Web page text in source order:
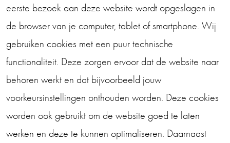
eerste bezoek aan deze website wordt opgeslagen in
de browser van je computer, tablet of smartphone. Wij
gebruiken cookies met een puur technische
functionaliteit. Deze zorgen ervoor dat de website naar
behoren werkt en dat bijvoorbeeld jouw
voorkeursinstellingen onthouden worden. Deze cookies
worden ook gebruikt om de website goed te laten
werken en deze te kunnen optimaliseren. Daarnaast